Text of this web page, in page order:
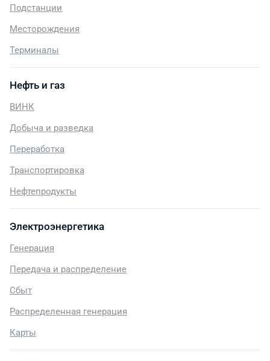
Подстанции
Месторождения
Терминалы
Нефть и газ
ВИНК
Добыча и разведка
Переработка
Транспортировка
Нефтепродукты
Электроэнергетика
Генерация
Передача и распределение
Сбыт
Распределенная генерация
Карты